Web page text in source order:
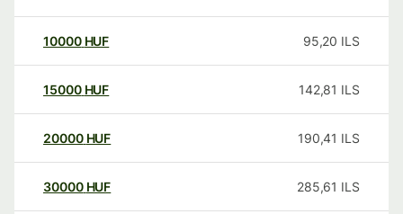
10000 HUF 95,20 ILS
15000 HUF 142,81 ILS
20000 HUF 190,41 ILS
30000 HUF 285,61 ILS